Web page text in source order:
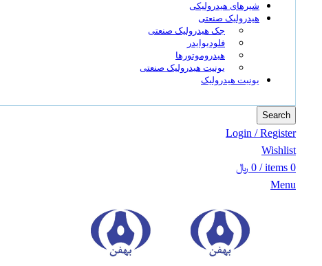
شیرهای هیدرولیکی
هیدرولیک صنعتی
جک هیدرولیک صنعتی
فلودیوایدر
هیدروموتورها
یونیت هیدرولیک صنعتی
یونیت هیدرولیک
Search
Login / Register
Wishlist
0
items
/
0 ﷼
Menu